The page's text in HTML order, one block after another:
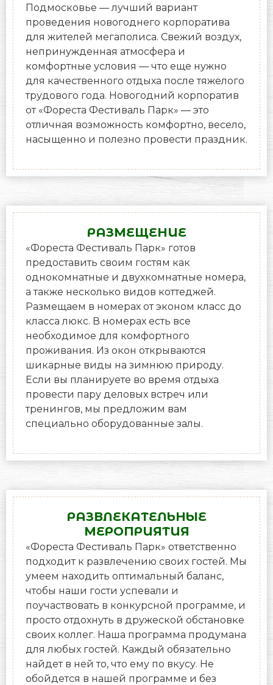
Подмосковье — лучший вариант
проведения новогоднего корпоратива
для жителей мегаполиса. Свежий воздух,
непринужденная атмосфера и
комфортные условия — что еще нужно
для качественного отдыха после тяжелого
трудового года. Новогодний корпоратив
от «Фореста Фестиваль Парк» — это
отличная возможность комфортно, весело,
насыщенно и полезно провести праздник.
РАЗМЕЩЕНИЕ
«Фореста Фестиваль Парк» готов
предоставить своим гостям как
однокомнатные и двухкомнатные номера,
а также несколько видов коттеджей.
Размещаем в номерах от эконом класс до
класса люкс. В номерах есть все
необходимое для комфортного
проживания. Из окон открываются
шикарные виды на зимнюю природу.
Если вы планируете во время отдыха
провести пару деловых встреч или
тренингов, мы предложим вам
специально оборудованные залы.
РАЗВЛЕКАТЕЛЬНЫЕ
МЕРОПРИЯТИЯ
«Фореста Фестиваль Парк» ответственно
подходит к развлечению своих гостей. Мы
умеем находить оптимальный баланс,
чтобы наши гости успевали и
поучаствовать в конкурсной программе, и
просто отдохнуть в дружеской обстановке
своих коллег. Наша программа продумана
для любых гостей. Каждый обязательно
найдет в ней то, что ему по вкусу. Не
обойдется в нашей программе и без